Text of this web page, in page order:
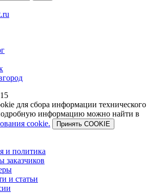
для сбора информации технического
информацию можно найти в
cookie.
Принять COOKIE
и политика
заказчиков
и статьи